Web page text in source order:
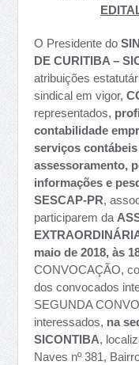
O Presidente do
DE CURITIBA –
atribuições
sindical em vigor,
representados,
contabilidade
serviços
assessoramento,
informações e
SESCAP-PR,
participarem da
maio de 2018, às
CONVOCAÇÃO,
dos convocados
SEGUNDA
interessados, na
SICONTIBA,
Naves nº 381,